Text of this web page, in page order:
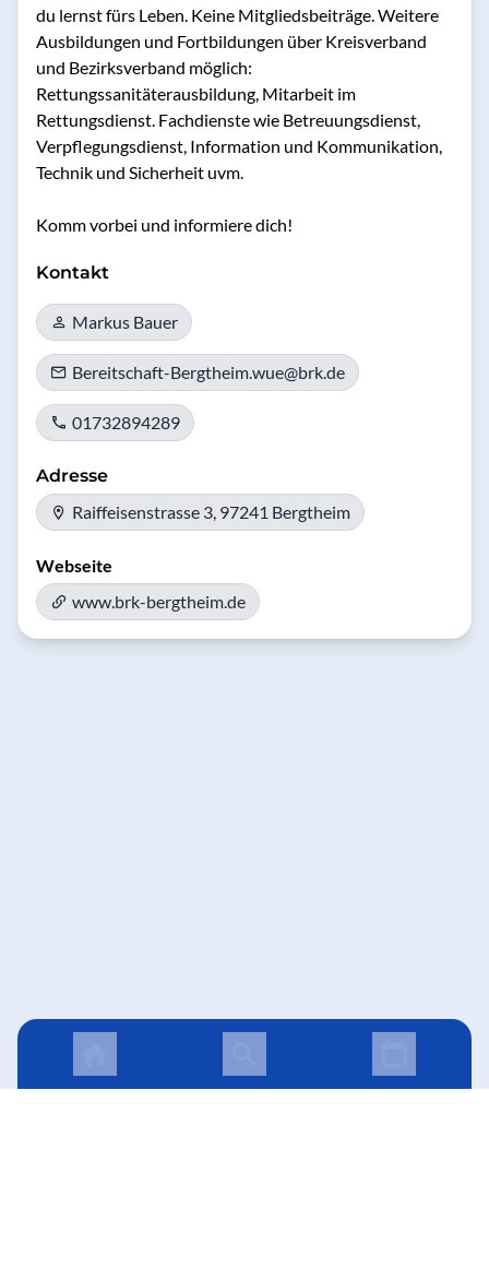
du lernst fürs Leben. Keine Mitgliedsbeiträge. Weitere
Ausbildungen und Fortbildungen über Kreisverband
und Bezirksverband möglich:
Rettungssanitäterausbildung, Mitarbeit im
Rettungsdienst. Fachdienste wie Betreuungsdienst,
Verpflegungsdienst, Information und Kommunikation,
Technik und Sicherheit uvm.
Komm vorbei und informiere dich!
Kontakt
Markus Bauer
Bereitschaft-Bergtheim.wue@brk.de
01732894289
Adresse
Raiffeisenstrasse 3, 97241 Bergtheim
Webseite
www.brk-bergtheim.de